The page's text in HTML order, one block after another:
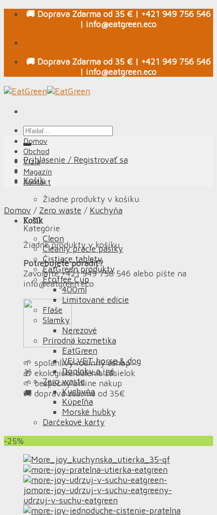
Skip
🚚 Doprava Zdarma od 35 € | +421 949 756 546
| info@eatgreen.eco
🚚 Doprava Zdarma od 35 € | +421 949 756 546
| info@eatgreen.eco
Hľadať:
Prihlásenie / Registrovať sa
Košík
Žiadne produkty v košíku.
Košík
Žiadne produkty v košíku.
Potrebujete poradiť?
Zavolajte +421 949 756 546 alebo píšte na
info@eatgreen.eco
🌱 spoľahlivý rodinný eshop
🎁 ekologické balenie zásielok
🌱 bezpečný online nákup
🚚 doprava zdarma od 35€
Domov
Obchod
Vízia
Magazín
Kontakt
Domov / Zero waste / Kuchyňa
Kategórie
Cleon
Cleanly pracie pásiky
Čistiace tablety
EatGreen produkty
Ecoffee Cup
400ml
Limitované edície
Fľaše
Slamky
Nerezové
Prírodná kozmetika
EatGreen
VELVET horse & dog
Doplnky a iné
Zero waste
Kuchyňa
Kúpeľňa
Morské hubky
Darčekové karty
-25%